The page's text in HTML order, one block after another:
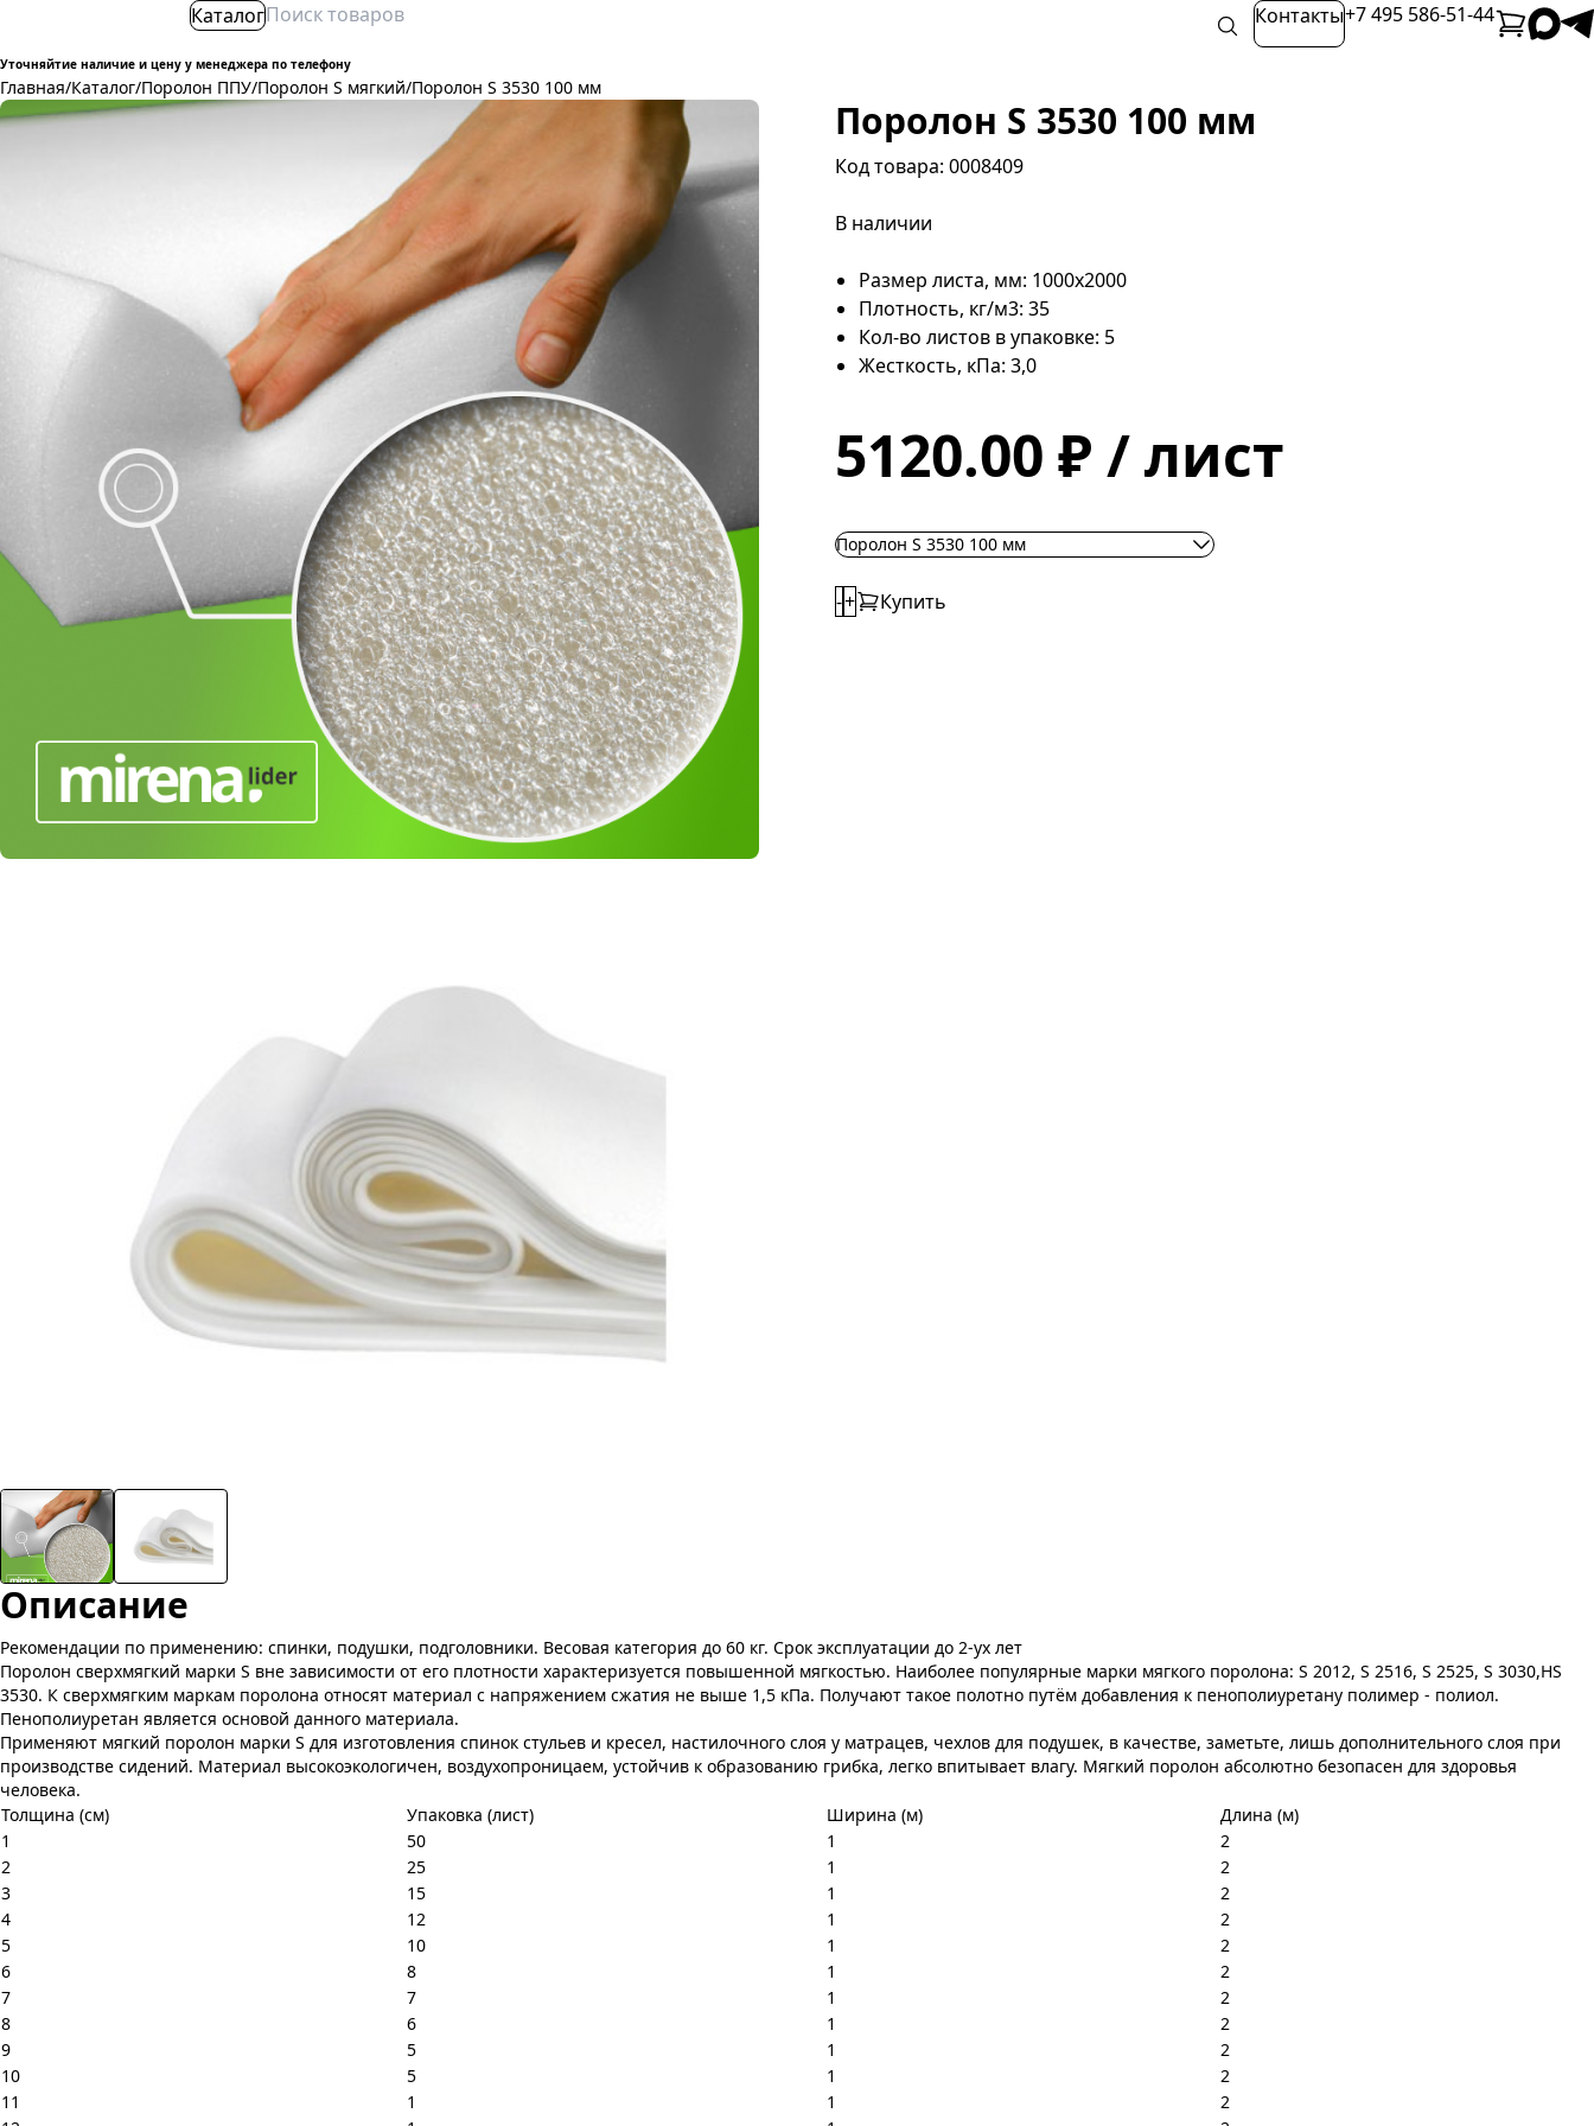
Каталог Контакты+7 495 586-51-44
Уточняйтие наличие и цену у менеджера по телефону
Главная/Каталог/Поролон ППУ/Поролон S мягкий/Поролон S 3530 100 мм
Поролон S 3530 100 мм
Код товара: 0008409
В наличии
Размер листа, мм: 1000х2000
Плотность, кг/м3: 35
Кол-во листов в упаковке: 5
Жесткость, кПа: 3,0
5120.00 ₽ / лист
Поролон S 3530 100 мм
-+ Купить
Описание
Рекомендации по применению: спинки, подушки, подголовники. Весовая категория до 60 кг. Срок эксплуатации до 2-ух лет
Поролон сверхмягкий марки S вне зависимости от его плотности характеризуется повышенной мягкостью. Наиболее популярные марки мягкого поролона: S 2012, S 2516, S 2525, S 3030,НS
3530. К сверхмягким маркам поролона относят материал с напряжением сжатия не выше 1,5 кПа. Получают такое полотно путём добавления к пенополиуретану полимер - полиол.
Пенополиуретан является основой данного материала.
Применяют мягкий поролон марки S для изготовления спинок стульев и кресел, настилочного слоя у матрацев, чехлов для подушек, в качестве, заметьте, лишь дополнительного слоя при
производстве сидений. Материал высокоэкологичен, воздухопроницаем, устойчив к образованию грибка, легко впитывает влагу. Мягкий поролон абсолютно безопасен для здоровья
человека.
Толщина (см)
Упаковка (лист) Ширина (м)
Длина (м)
1
50 1
2
2
25 1
2
3
15 1
2
4
12 1
2
5
10 1
2
6
8 1
2
7
7 1
2
8
6 1
2
9
5 1
2
10
5 1
2
11
1 1
2